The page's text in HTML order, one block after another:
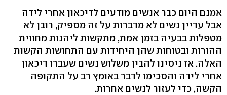
אמנם היום כבר אנשים מודעים לדיכאון אחרי לידה
אבל עדיין נשים לא מדברות על זה מספיק, רובן לא
מטפלות בבעיה בזמן אמת, מתקשות ליהנות מחווית
ההורות ובטוחות שהן היחידות עם התחושות הקשות
האלה. אז ניסינו להבין משלוש נשים שעברו דיכאון
אחרי לידה והסכימו לדבר באומץ רב על התקופה
הקשה, כדי לעזור לנשים אחרות.